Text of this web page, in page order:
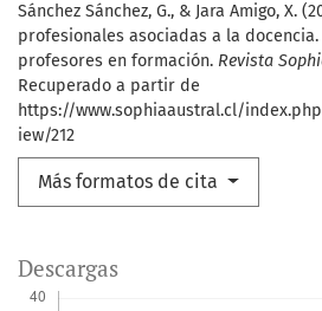
Sánchez Sánchez, G., & Jara Amigo, X.
profesionales asociadas a la
profesores en formación. Revista
Recuperado a partir de
https://www.sophiaaustral.cl/
iew/212
Más formatos de cita
Descargas